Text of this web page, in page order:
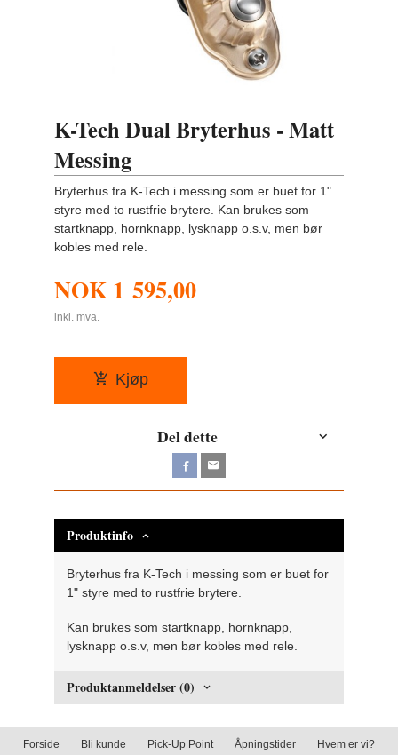
K-Tech Dual Bryterhus - Matt
Messing
Bryterhus fra K-Tech i messing som er buet for 1"
styre med to rustfrie brytere. Kan brukes som
startknapp, hornknapp, lysknapp o.s.v, men bør
kobles med rele.
NOK 1 595,00
inkl. mva.
Kjøp
Del dette
Produktinfo
Bryterhus fra K-Tech i messing som er buet for
1" styre med to rustfrie brytere.
Kan brukes som startknapp, hornknapp,
lysknapp o.s.v, men bør kobles med rele.
Produktanmeldelser (0)
Forside Bli kunde Pick-Up Point Åpningstider Hvem er vi?